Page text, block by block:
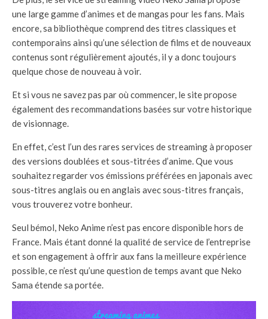
une large gamme d’animes et de mangas pour les fans. Mais
encore, sa bibliothèque comprend des titres classiques et
contemporains ainsi qu’une sélection de films et de nouveaux
contenus sont régulièrement ajoutés, il y a donc toujours
quelque chose de nouveau à voir.
Et si vous ne savez pas par où commencer, le site propose
également des recommandations basées sur votre historique
de visionnage.
En effet, c’est l’un des rares services de streaming à proposer
des versions doublées et sous-titrées d’anime. Que vous
souhaitez regarder vos émissions préférées en japonais avec
sous-titres anglais ou en anglais avec sous-titres français,
vous trouverez votre bonheur.
Seul bémol, Neko Anime n’est pas encore disponible hors de
France. Mais étant donné la qualité de service de l’entreprise
et son engagement à offrir aux fans la meilleure expérience
possible, ce n’est qu’une question de temps avant que Neko
Sama étende sa portée.